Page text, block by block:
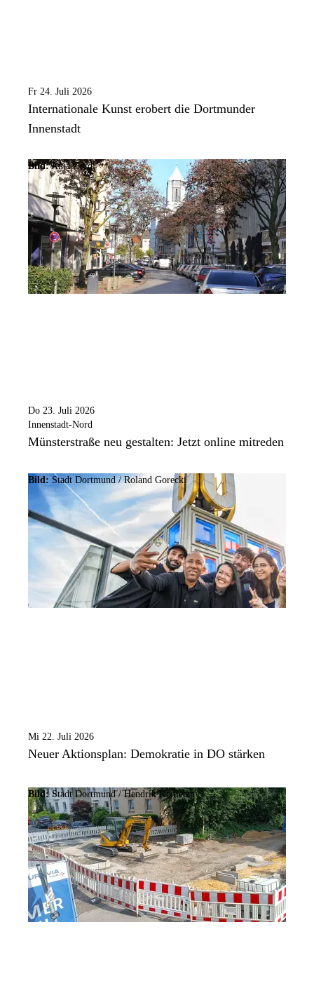
Fr 24. Juli 2026
Internationale Kunst erobert die Dortmunder
Innenstadt
Bild: Anja Cord
Do 23. Juli 2026
Innenstadt-Nord
Münsterstraße neu gestalten: Jetzt online mitreden
Bild: Stadt Dortmund / Roland Gorecki
Mi 22. Juli 2026
Neuer Aktionsplan: Demokratie in DO stärken
Bild:Stadt Dortmund /Hendrik Konietzny